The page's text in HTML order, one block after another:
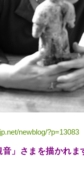
newblog/?p=13083
」さまを描かれま